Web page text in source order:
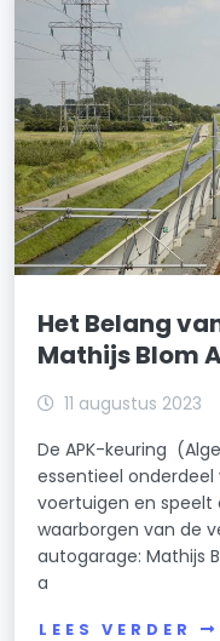
Het Belang
Mathijs Blom
11 augustus 2023
De APK-keuring
essentieel
voertuigen en speelt
waarborgen van de
autogarage: Mathijs
a
LEES VERDER